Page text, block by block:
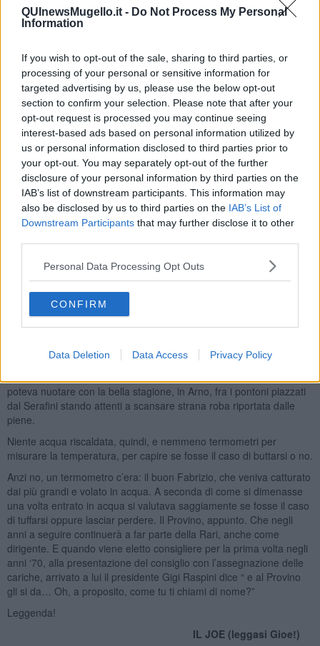
QUInewsMugello.it - Do Not Process My Personal
Information
If you wish to opt-out of the sale, sharing to third parties, or
processing of your personal or sensitive information for
targeted advertising by us, please use the below opt-out
section to confirm your selection. Please note that after your
opt-out request is processed you may continue seeing
interest-based ads based on personal information utilized by
us or personal information disclosed to third parties prior to
your opt-out. You may separately opt-out of the further
disclosure of your personal information by third parties on the
IAB’s list of downstream participants. This information may
also be disclosed by us to third parties on the IAB’s List of
Downstream Participants that may further disclose it to other
Personal Data Processing Opt Outs
CONFIRM
Data Deletion Data Access Privacy Policy
continuarono a massacrarlo, era nato l’Agnello.
Daniele non è stato un campione, era un ragazzo di grande forza
fisica, non propriamente a suo agio nell’acqua, che adesso
continua a frequentare come idraulico. Giocava in porta, ed aveva
anche qualche problema di diottrie, insomma, fra lui e uno come
Stefano Tempesti ci correva come tra mangiare e stare a vedere.
Qualcuno notava che la sua presenza in porta fosse impalpabile: si
diceva, di un portiere che parava poco, che fosse dipinto. Dal
dipinto, si passò ad uno dei pittori per antonomasia, il Van Gogh.
Ma il soprannome Van Gogh era troppo lungo. E quindi,
fiorentinamente, divenne Gogo.
IL PROVINO (Fabrizio
assoluta, che dura da più di sessant’anni, e concentra genialità,
fantasia, ferocia ed affetto fiorentini. Fabrizio Dimoni è uno dei rarini
che alla Rari sono cresciuti e diventati uomini, non di rado belle
persone come nel caso di Fabrizio. Coetaneo e amico fraterno di
Gianni Lonzi, passa fin da ragazzino le giornate alla Rari, dove il
A quei tempi non esisteva ancora la piscina, la sola al chiuso per
poteva nuotare con la bella stagione, in Arno, fra i pontoni piazzati
dal Serafini stando attenti a scansare strana roba riportata dalle
piene.
Niente acqua riscaldata, quindi, e nemmeno termometri per
misurare la temperatura, per capire se fosse il caso di buttarsi o no.
Anzi no, un termometro c’era: il buon Fabrizio, che veniva catturato
dai più grandi e volato in acqua. A seconda di come si dimenasse
una volta entrato in acqua si valutava saggiamente se fosse il caso
di tuffarsi oppure lasciar perdere. Il Provino, appunto. Che negli
anni a seguire continuerà a far parte della Rari, anche come
dirigente. E quando viene eletto consigliere per la prima volta negli
anni ‘70, alla presentazione del consiglio con l’assegnazione delle
cariche, arrivato a lui il presidente Gigi Raspini dice “ e al Provino
gli si da… Oh, a proposito, come tu ti chiami di nome?”
Leggenda!
IL JOE (leggasi Gioe!)